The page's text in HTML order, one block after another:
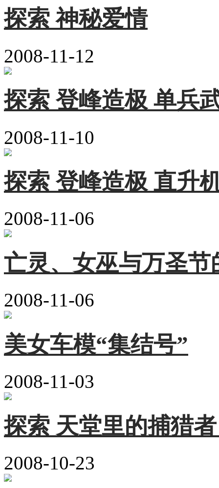
探索 神秘爱情
2008-11-12
探索 登峰造极 单兵
2008-11-10
探索 登峰造极 直升
2008-11-06
亡灵、女巫与万圣节
2008-11-06
美女车模“集结号”
2008-11-03
探索 天堂里的捕猎
2008-10-23